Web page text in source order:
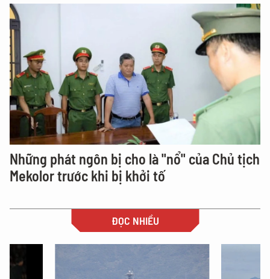
Những phát ngôn bị cho là "nổ" của Chủ tịch
Mekolor trước khi bị khởi tố
ĐỌC NHIỀU